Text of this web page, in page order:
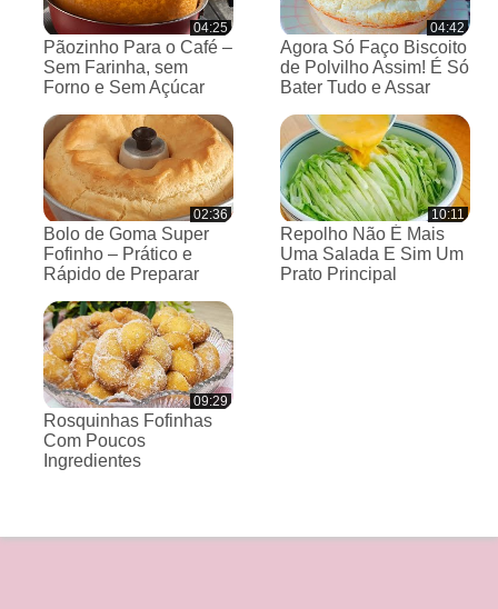
04:25
Pãozinho Para o Café –
Sem Farinha, sem
Forno e Sem Açúcar
04:42
Agora Só Faço Biscoito
de Polvilho Assim! É Só
Bater Tudo e Assar
02:36
Bolo de Goma Super
Fofinho – Prático e
Rápido de Preparar
10:11
Repolho Não É Mais
Uma Salada E Sim Um
Prato Principal
09:29
Rosquinhas Fofinhas
Com Poucos
Ingredientes